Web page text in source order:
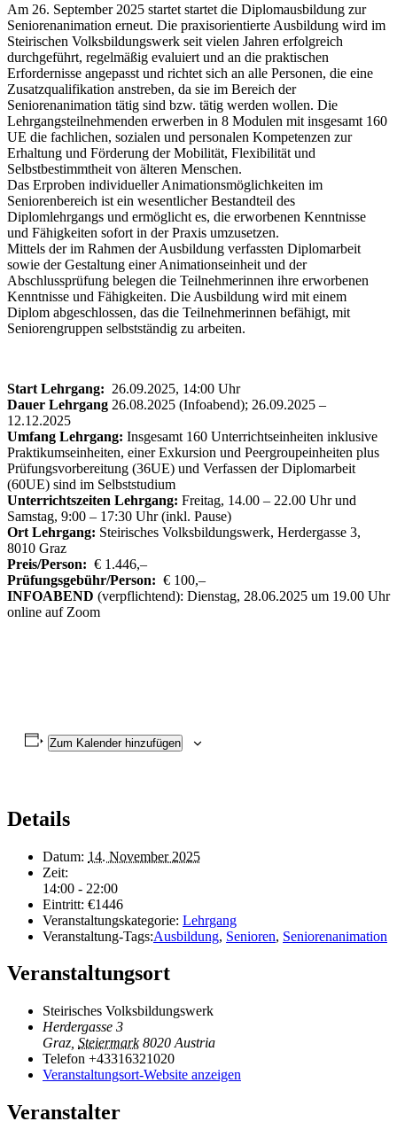
Am 26. September 2025 startet startet die Diplomausbildung zur
Seniorenanimation erneut. Die praxisorientierte Ausbildung wird im
Steirischen Volksbildungswerk seit vielen Jahren erfolgreich
durchgeführt, regelmäßig evaluiert und an die praktischen
Erfordernisse angepasst und richtet sich an alle Personen, die eine
Zusatzqualifikation anstreben, da sie im Bereich der
Seniorenanimation tätig sind bzw. tätig werden wollen. Die
Lehrgangsteilnehmenden erwerben in 8 Modulen mit insgesamt 160
UE die fachlichen, sozialen und personalen Kompetenzen zur
Erhaltung und Förderung der Mobilität, Flexibilität und
Selbstbestimmtheit von älteren Menschen.
Das Erproben individueller Animationsmöglichkeiten im
Seniorenbereich ist ein wesentlicher Bestandteil des
Diplomlehrgangs und ermöglicht es, die erworbenen Kenntnisse
und Fähigkeiten sofort in der Praxis umzusetzen.
Mittels der im Rahmen der Ausbildung verfassten Diplomarbeit
sowie der Gestaltung einer Animationseinheit und der
Abschlussprüfung belegen die Teilnehmerinnen ihre erworbenen
Kenntnisse und Fähigkeiten. Die Ausbildung wird mit einem
Diplom abgeschlossen, das die Teilnehmerinnen befähigt, mit
Seniorengruppen selbstständig zu arbeiten.
Start Lehrgang: 26.09.2025, 14:00 Uhr
Dauer Lehrgang 26.08.2025 (Infoabend); 26.09.2025 –
12.12.2025
Umfang Lehrgang: Insgesamt 160 Unterrichtseinheiten inklusive
Praktikumseinheiten, einer Exkursion und Peergroupeinheiten plus
Prüfungsvorbereitung (36UE) und Verfassen der Diplomarbeit
(60UE) sind im Selbststudium
Unterrichtszeiten Lehrgang: Freitag, 14.00 – 22.00 Uhr und
Samstag, 9:00 – 17:30 Uhr (inkl. Pause)
Ort Lehrgang: Steirisches Volksbildungswerk, Herdergasse 3,
8010 Graz
Preis/Person: € 1.446,–
Prüfungsgebühr/Person: € 100,–
INFOABEND (verpflichtend): Dienstag, 28.06.2025 um 19.00 Uhr
online auf Zoom
Zum Kalender hinzufügen
Details
Datum: 14. November 2025
Zeit:
14:00 - 22:00
Eintritt: €1446
Veranstaltungskategorie: Lehrgang
Veranstaltung-Tags:Ausbildung, Senioren, Seniorenanimation
Veranstaltungsort
Steirisches Volksbildungswerk
Herdergasse 3
Graz Steiermark 8020 Austria
Telefon +43316321020
Veranstaltungsort-Website anzeigen
Veranstalter